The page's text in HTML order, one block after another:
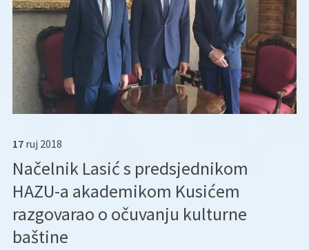
17 ruj 2018
Načelnik Lasić s predsjednikom
HAZU-a akademikom Kusićem
razgovarao o očuvanju kulturne
baštine